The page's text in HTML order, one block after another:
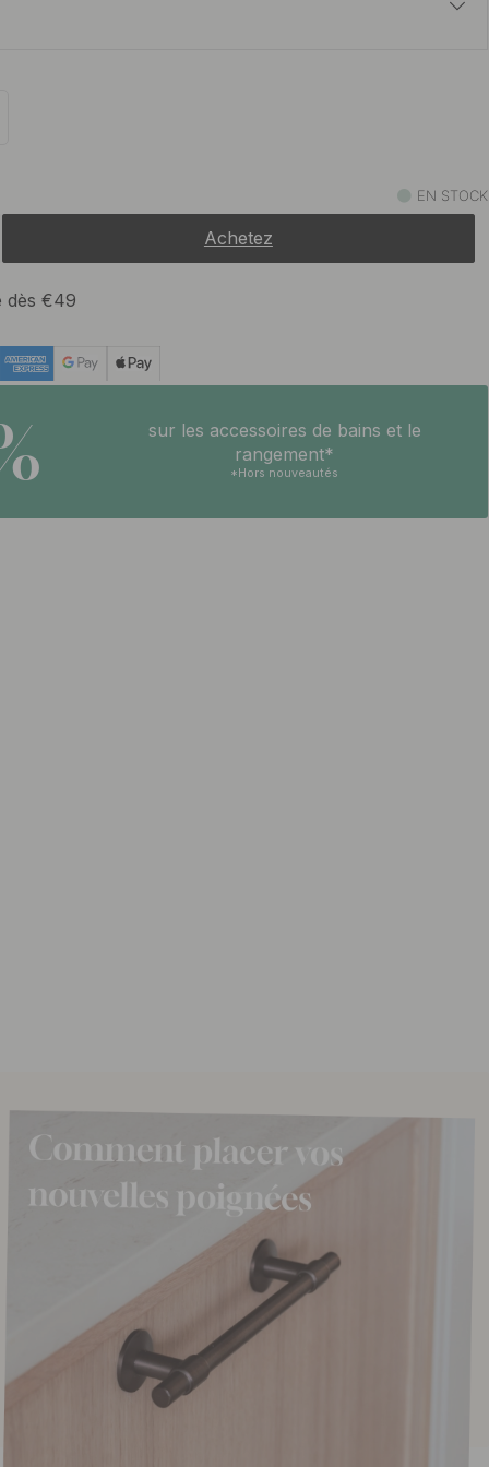
En stock
10.80 €
non traité
EN STOCK
Achetez
dès €49
sur les accessoires de bains et le
rangement*
*Hors nouveautés